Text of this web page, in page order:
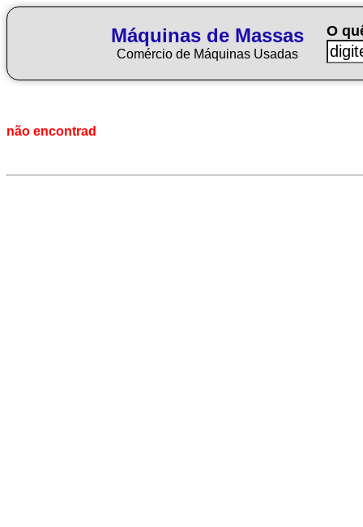
Máquinas de Massas
Comércio de Máquinas Usadas
O
não encontrad